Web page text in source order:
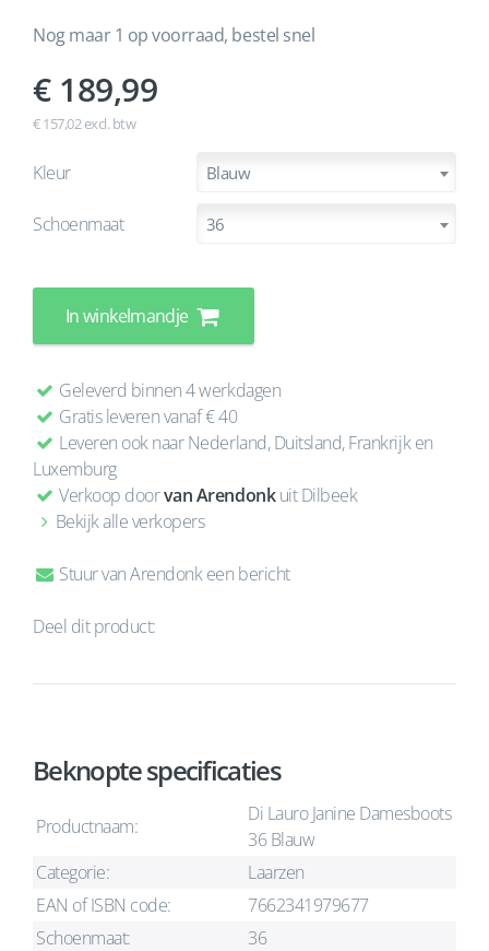
Nog maar 1 op voorraad, bestel snel
189,99
€ 157,02 excl. btw
Kleur Blauw
Schoenmaat 36
In winkelmandje
Geleverd binnen 4 werkdagen
Gratis leveren vanaf € 40
Leveren ook naar Nederland, Duitsland, Frankrijk en
Luxemburg
Verkoop doorvan Arendonkuit Dilbeek
Bekijk alle verkopers
Stuur van Arendonk een bericht
Deel dit product:
Beknopte specificaties
Productnaam:
Di Lauro Janine Damesboots
36 Blauw
Categorie:
Laarzen
EAN of ISBN code:
7662341979677
Schoenmaat:
36